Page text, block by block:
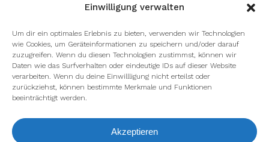
Einwilligung verwalten
Um dir ein optimales Erlebnis zu bieten, verwenden wir Technologien
wie Cookies, um Geräteinformationen zu speichern und/oder darauf
zuzugreifen. Wenn du diesen Technologien zustimmst, können wir
Daten wie das Surfverhalten oder eindeutige IDs auf dieser Website
verarbeiten. Wenn du deine Einwillligung nicht erteilst oder
zurückziehst, können bestimmte Merkmale und Funktionen
beeinträchtigt werden.
Akzeptieren